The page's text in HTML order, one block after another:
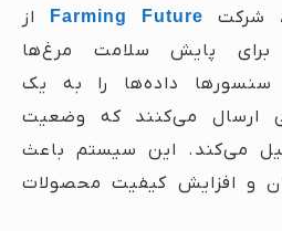
، شرکت Farming Future
از
پایش سلامت مرغ‌ها
سنسورها داده‌ها را به یک
ارسال می‌کنند که وضعیت
می‌کند. این سیستم باعث
و افزایش کیفیت محصولات